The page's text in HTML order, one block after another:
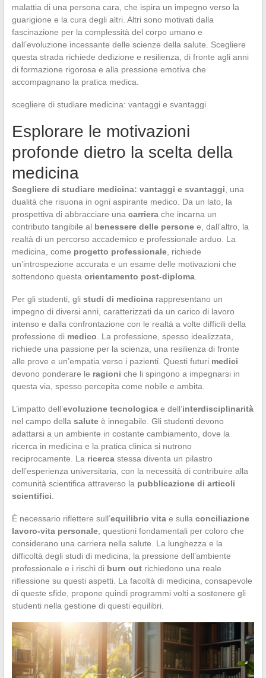
malattia di una persona cara, che ispira un impegno verso la
guarigione e la cura degli altri. Altri sono motivati dalla
fascinazione per la complessità del corpo umano e
dall’evoluzione incessante delle scienze della salute. Scegliere
questa strada richiede dedizione e resilienza, di fronte agli anni
di formazione rigorosa e alla pressione emotiva che
accompagnano la pratica medica.
scegliere di studiare medicina: vantaggi e svantaggi
Esplorare le motivazioni
profonde dietro la scelta della
medicina
Scegliere di studiare medicina: vantaggi e svantaggi , una
dualità che risuona in ogni aspirante medico. Da un lato, la
prospettiva di abbracciare una carrierache incarna un
contributo tangibile al benessere delle personee, dall’altro, la
realtà di un percorso accademico e professionale arduo. La
medicina, come progetto professionale, richiede
un’introspezione accurata e un esame delle motivazioni che
sottendono questa orientamento post-diploma.
Per gli studenti, gli studi di medicinarappresentano un
impegno di diversi anni, caratterizzati da un carico di lavoro
intenso e dalla confrontazione con le realtà a volte difficili della
professione di medico . La professione, spesso idealizzata,
richiede una passione per la scienza, una resilienza di fronte
alle prove e un’empatia verso i pazienti. Questi futuri medici
devono ponderare le ragioni che li spingono a impegnarsi in
questa via, spesso percepita come nobile e ambita.
L’impatto dell’evoluzione tecnologicae dell’interdisciplinarità
nel campo della saluteè innegabile. Gli studenti devono
adattarsi a un ambiente in costante cambiamento, dove la
ricerca in medicina e la pratica clinica si nutrono
reciprocamente. La ricercastessa diventa un pilastro
dell’esperienza universitaria, con la necessità di contribuire alla
comunità scientifica attraverso la pubblicazione di articoli
scientifici
È necessario riflettere sull’equilibrio vitae sulla conciliazione
lavoro-vita personale, questioni fondamentali per coloro che
considerano una carriera nella salute. La lunghezza e la
difficoltà degli studi di medicina, la pressione dell’ambiente
professionale e i rischi di burn outrichiedono una reale
riflessione su questi aspetti. La facoltà di medicina, consapevole
di queste sfide, propone quindi programmi volti a sostenere gli
studenti nella gestione di questi equilibri.